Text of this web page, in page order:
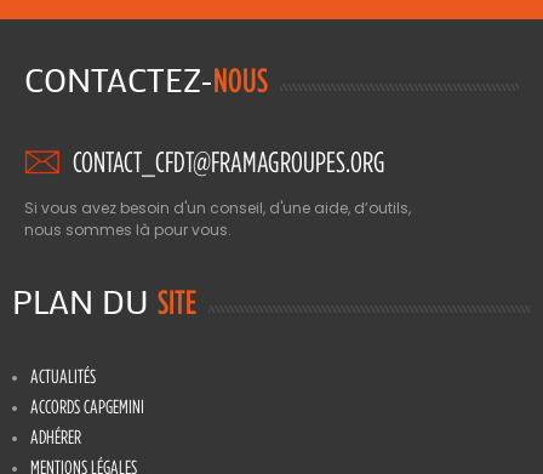
CONTACTEZ-NOUS
CONTACT_CFDT@FRAMAGROUPES.ORG
Si vous avez besoin d'un conseil, d'une aide, d’outils,
nous sommes là pour vous.
PLAN DU SITE
ACTUALITÉS
ACCORDS CAPGEMINI
ADHÉRER
MENTIONS LÉGALES